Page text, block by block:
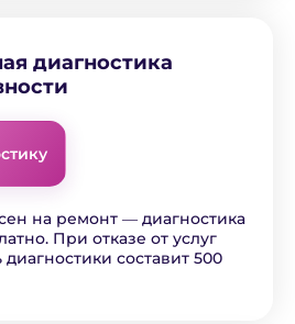
диагностика
на ремонт ― диагностика
При отказе от услуг
составит 500